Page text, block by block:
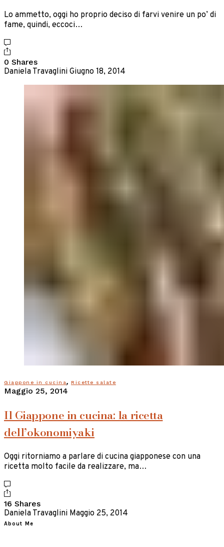
Lo ammetto, oggi ho proprio deciso di farvi venire un po’ di
fame, quindi, eccoci…
0 Shares
Daniela Travaglini Giugno 18, 2014
Giappone in cucina, Ricette salate
Maggio 25, 2014
Il Giappone in cucina: la ricetta
dell’okonomiyaki
Oggi ritorniamo a parlare di cucina giapponese con una
ricetta molto facile da realizzare, ma…
16 Shares
Daniela Travaglini Maggio 25, 2014
About Me